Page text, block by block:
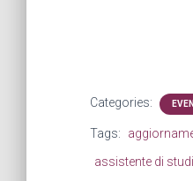
Categories:
Tags:
assistente di